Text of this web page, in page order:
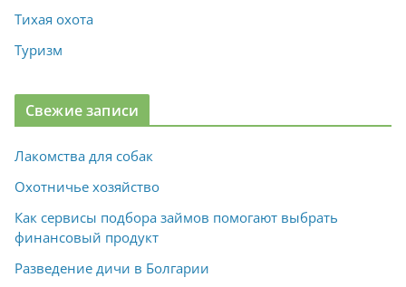
Тихая охота
Туризм
Свежие записи
Лакомства для собак
Охотничье хозяйство
Как сервисы подбора займов помогают выбрать
финансовый продукт
Разведение дичи в Болгарии